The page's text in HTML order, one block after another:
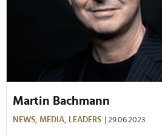
Martin Bachmann
NEWS, MEDIA, LEADERS | 29.06.2023